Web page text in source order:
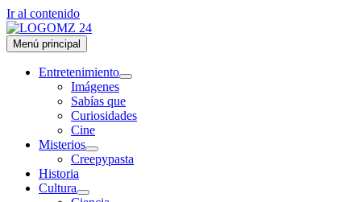
Ir al contenido
Menú principal
Entretenimiento
Imágenes
Sabías que
Curiosidades
Cine
Misterios
Creepypasta
Historia
Cultura